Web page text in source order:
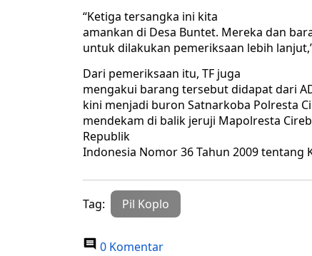
“Ketiga tersangka ini kita
amankan di Desa Buntet. Mereka dan
untuk dilakukan pemeriksaan lebih
Dari pemeriksaan itu, TF juga
mengakui barang tersebut didapat dari
kini menjadi buron Satnarkoba Polresta
mendekam di balik jeruji Mapolresta
Republik
Indonesia Nomor 36 Tahun 2009 tentang
Tag: Pil Koplo
0 Komentar